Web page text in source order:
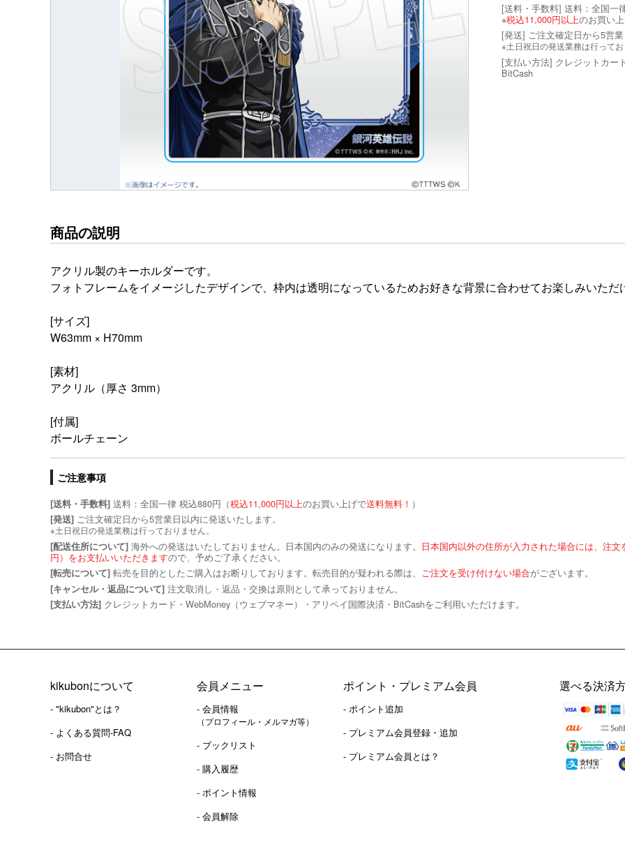
[送料・手数料] 送料：全国一
※税込11,000円以上のお買い
[発送] ご注文確定日から5営
※土日祝日の発送業務は行って
[支払い方法] クレジットカー
BitCash
商品の説明
アクリル製のキーホルダーです。
フォトフレームをイメージしたデザインで、枠内は透明になっているためお好きな背景に合わせてお楽しみいただ
[サイズ]
W63mm × H70mm
[素材]
アクリル（厚さ 3mm）
[付属]
ボールチェーン
ご注意事項
[送料・手数料] 送料：全国一律 税込880円（税込11,000円以上のお買い上げで送料無料！ ）
[発送] ご注文確定日から5営業日以内に発送いたします。
※土日祝日の発送業務は行っておりません。
[配送住所について] 海外への発送はいたしておりません。日本国内のみの発送になります。
日本国内以外の住所が入力された場合には、注文
円）をお支払いいただきますので、予めご了承ください。
[転売について] 転売を目的としたご購入はお断りしております。転売目的が疑われる際は、 ご注文を受け付けない場合がございます。
[キャンセル・返品について] 注文取消し・返品・交換は原則として承っておりません。
[支払い方法] クレジットカード・WebMoney（ウェブマネー）・アリペイ国際決済・BitCashをご利用いただけます。
kikubonについて
- "kikubon"とは？
- よくある質問-FAQ
- お問合せ
会員メニュー
- 会員情報
（プロフィール・メルマガ等）
- ブックリスト
- 購入履歴
- ポイント情報
- 会員解除
ポイント・プレミアム会員
- ポイント追加
- プレミアム会員登録・追加
- プレミアム会員とは？
選べる決済